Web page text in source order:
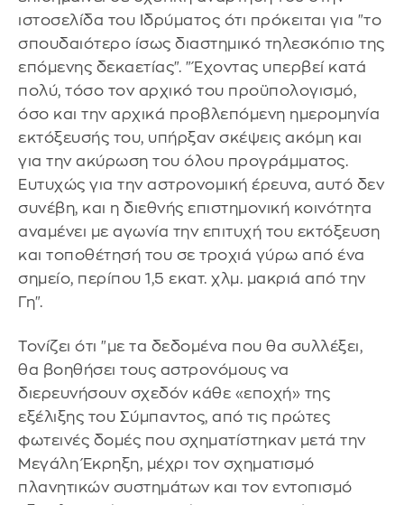
ιστοσελίδα του Ιδρύματος ότι πρόκειται για "το
σπουδαιότερο ίσως διαστημικό τηλεσκόπιο της
επόμενης δεκαετίας". "Έχοντας υπερβεί κατά
πολύ, τόσο τον αρχικό του προϋπολογισμό,
όσο και την αρχικά προβλεπόμενη ημερομηνία
εκτόξευσής του, υπήρξαν σκέψεις ακόμη και
για την ακύρωση του όλου προγράμματος.
Ευτυχώς για την αστρονομική έρευνα, αυτό δεν
συνέβη, και η διεθνής επιστημονική κοινότητα
αναμένει με αγωνία την επιτυχή του εκτόξευση
και τοποθέτησή του σε τροχιά γύρω από ένα
σημείο, περίπου 1,5 εκατ. χλμ. μακριά από την
Γη".
Τονίζει ότι "με τα δεδομένα που θα συλλέξει,
θα βοηθήσει τους αστρονόμους να
διερευνήσουν σχεδόν κάθε «εποχή» της
εξέλιξης του Σύμπαντος, από τις πρώτες
φωτεινές δομές που σχηματίστηκαν μετά την
Μεγάλη Έκρηξη, μέχρι τον σχηματισμό
πλανητικών συστημάτων και τον εντοπισμό